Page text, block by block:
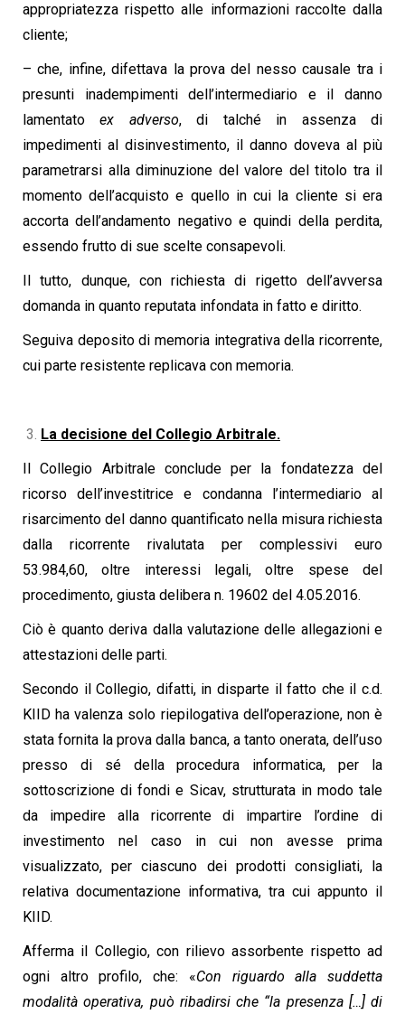
appropriatezza rispetto alle informazioni raccolte dalla
cliente;
– che, infine, difettava la prova del nesso causale tra i
presunti inadempimenti dell’intermediario e il danno
lamentatoex adverso, di talché in assenza di
impedimenti al disinvestimento, il danno doveva al più
parametrarsi alla diminuzione del valore del titolo tra il
momento dell’acquisto e quello in cui la cliente si era
accorta dell’andamento negativo e quindi della perdita,
essendo frutto di sue scelte consapevoli.
Il tutto, dunque, con richiesta di rigetto dell’avversa
domanda in quanto reputata infondata in fatto e diritto.
Seguiva deposito di memoria integrativa della ricorrente,
cui parte resistente replicava con memoria.
La decisione del Collegio Arbitrale.
Il Collegio Arbitrale conclude per la fondatezza del
ricorso dell’investitrice e condanna l’intermediario al
risarcimento del danno quantificato nella misura richiesta
dalla ricorrente rivalutata per complessivi euro
53.984,60, oltre interessi legali, oltre spese del
procedimento, giusta delibera n. 19602 del 4.05.2016.
Ciò è quanto deriva dalla valutazione delle allegazioni e
attestazioni delle parti.
Secondo il Collegio, difatti, in disparte il fatto che il c.d.
KIID ha valenza solo riepilogativa dell’operazione, non è
stata fornita la prova dalla banca, a tanto onerata, dell’uso
presso di sé della procedura informatica, per la
sottoscrizione di fondi e Sicav, strutturata in modo tale
da impedire alla ricorrente di impartire l’ordine di
investimento nel caso in cui non avesse prima
visualizzato, per ciascuno dei prodotti consigliati, la
relativa documentazione informativa, tra cui appunto il
KIID.
Afferma il Collegio, con rilievo assorbente rispetto ad
ogni altro profilo, che: «Con riguardo alla suddetta
modalità operativa, può ribadirsi che “la presenza […] di